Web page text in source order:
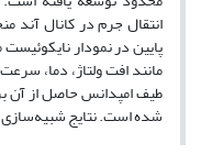
انتقال جرم در کانال آند
پایین در نمودار
مانند افت ولتاژ، دما،
طیف امپدانس حاصل از آن
شده است. نتایج شبیه‌سازی